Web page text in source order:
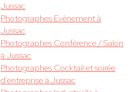
Jussac
Photographes Evènement à
Jussac
Photographes Conférence / Salon
à Jussac
Photographes Cocktail et soirée
d'entreprise à Jussac